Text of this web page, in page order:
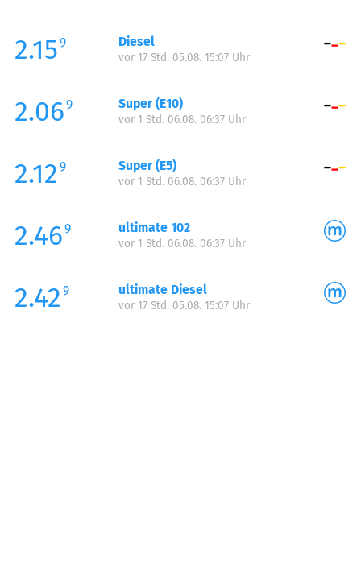
Mittwoch:
05:30-22:00
Donnerstag:
Samstag:
06:30-22:00
Sonntag:
2.159 Diesel
vor 17 Std. 05.08. 15:07 Uhr
2.069 Super (E10)
vor 1 Std. 06.08. 06:37 Uhr
2.12 9 Super (E5)
vor 1 Std. 06.08. 06:37 Uhr
2.469 ultimate 102
vor 1 Std. 06.08. 06:37 Uhr
2.42 9 ultimate Diesel
vor 17 Std. 05.08. 15:07 Uhr